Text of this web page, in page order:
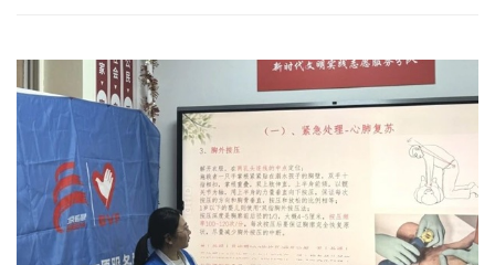
未成年人思想道德建设
榜样人物
身边好人
文明评论